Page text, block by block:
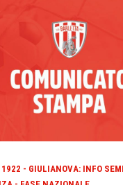
- GIULIANOVA: INFO